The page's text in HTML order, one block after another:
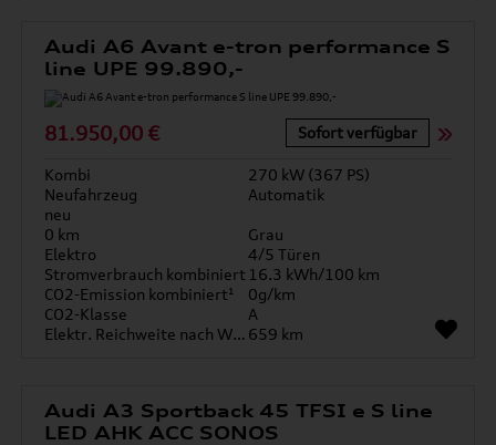
Audi A6 Avant e-tron performance S
line UPE 99.890,-
81.950,00 € Sofort verfügbar
Kombi
270 kW (367 PS)
Neufahrzeug
Automatik
neu
0 km
Grau
Elektro
4/5 Türen
Stromverbrauch kombiniert 16.3 kWh/100 km
CO2-Emission kombiniert¹
0g/km
CO2-Klasse
A
Elektr. Reichweite nach WLTP* 659 km
Audi A3 Sportback 45 TFSI e S line
LED AHK ACC SONOS